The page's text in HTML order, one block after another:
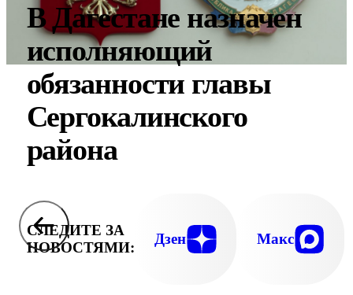
В Дагестане назначен
исполняющий
обязанности главы
Сергокалинского
района
СЛЕДИТЕ ЗА
НОВОСТЯМИ:
Дзен Макс